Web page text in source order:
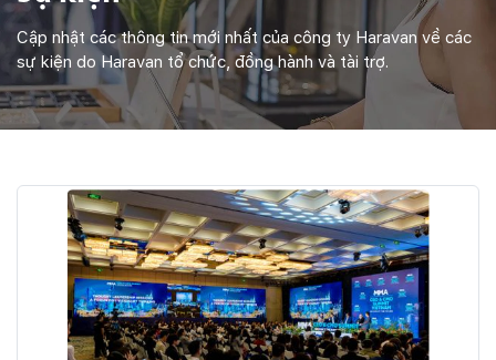
Cập nhật các thông tin mới nhất của công ty Haravan về các
sự kiện do Haravan tổ chức, đồng hành và tài trợ.